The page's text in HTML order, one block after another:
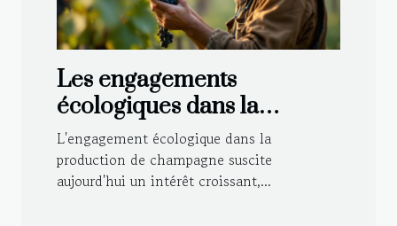
Les engagements
écologiques dans la
production de champagne
L'engagement écologique dans la
production de champagne suscite
aujourd'hui un intérêt croissant,...